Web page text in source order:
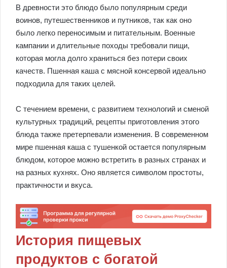
В древности это блюдо было популярным среди
воинов, путешественников и путников, так как оно
было легко переносимым и питательным. Военные
кампании и длительные походы требовали пищи,
которая могла долго храниться без потери своих
качеств. Пшенная каша с мясной консервой идеально
подходила для таких целей.
С течением времени, с развитием технологий и сменой
культурных традиций, рецепты приготовления этого
блюда также претерпевали изменения. В современном
мире пшенная каша с тушенкой остается популярным
блюдом, которое можно встретить в разных странах и
на разных кухнях. Оно является символом простоты,
практичности и вкуса.
История пищевых
продуктов с богатой